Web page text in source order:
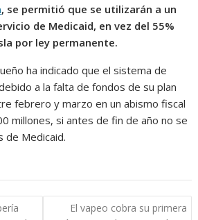
, se permitió que se utilizarán a un
de Medicaid, en vez del 55%
por ley permanente.
ha indicado que el sistema de
a la falta de fondos de su plan
febrero y marzo en un abismo fiscal
millones, si antes de fin de año no se
de Medicaid.
El vapeo cobra su primera